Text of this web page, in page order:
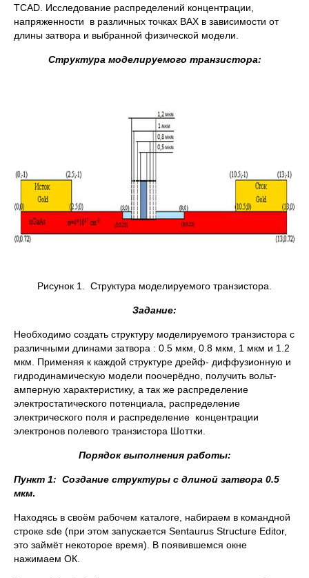
TCAD. Исследование распределений концентрации,
напряженности в различных точках ВАХ в зависимости от
длины затвора и выбранной физической модели.
Структура моделируемого транзистора:
Рисунок 1. Структура моделируемого транзистора.
Задание:
Необходимо создать структуру моделируемого транзистора с
различными длинами затвора : 0.5 мкм, 0.8 мкм, 1 мкм и 1.2
мкм. Применяя к каждой структуре дрейф- диффузионную и
гидродинамическую модели поочерёдно, получить вольт-
амперную характеристику, а так же распределение
электростатического потенциала, распределение
электрического поля и распределение концентрации
электронов полевого транзистора Шоттки.
Порядок выполнения работы:
Пункт 1: Создание структуры с длиной затвора 0.5
мкм.
Находясь в своём рабочем каталоге, набираем в командной
строке sde (при этом запускается Sentaurus Structure Editor,
это займёт некоторое время). В появившемся окне
нажимаем ОК.